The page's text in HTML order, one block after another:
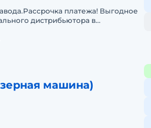
платежа! Выгодное
дистрибьютора в
машина)